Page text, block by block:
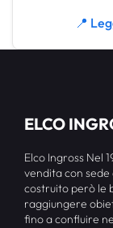
📍
ELCO
Elco Ingross Nel
vendita con
costruito però le
raggiungere
fino a confluire